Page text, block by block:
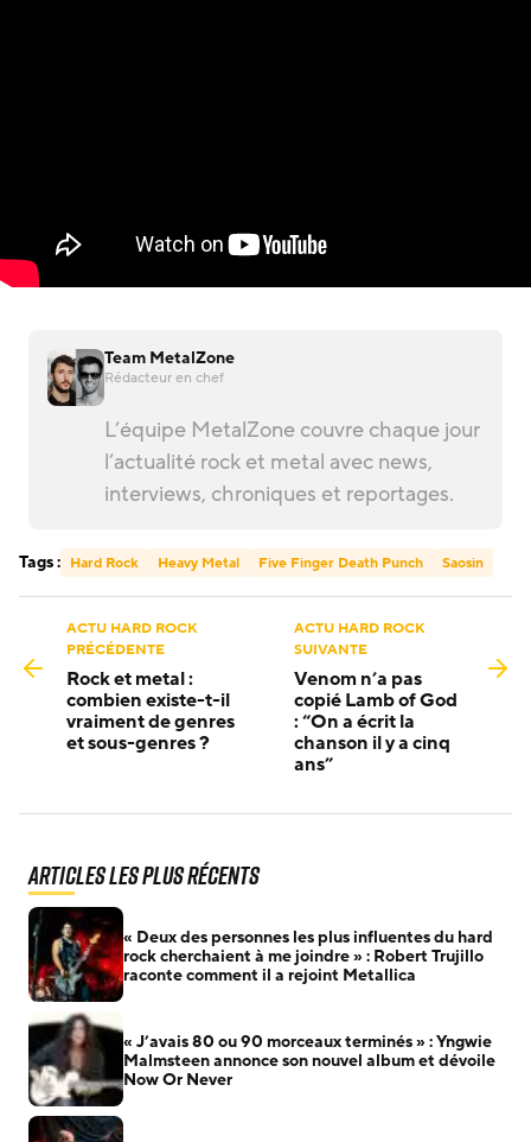
Team MetalZone
Rédacteur en chef
L’équipe MetalZone couvre chaque jour
l’actualité rock et metal avec news,
interviews, chroniques et reportages.
Tags : Hard Rock Heavy Metal Five Finger Death Punch Saosin
ACTU HARD ROCK
PRÉCÉDENTE
Rock et metal :
combien existe-t-il
vraiment de genres
et sous-genres ?
ACTU HARD ROCK
SUIVANTE
Venom n’a pas
copié Lamb of God
: “On a écrit la
chanson il y a cinq
ans”
Articles les plus récents
« Deux des personnes les plus influentes du hard
rock cherchaient à me joindre » : Robert Trujillo
raconte comment il a rejoint Metallica
« J’avais 80 ou 90 morceaux terminés » : Yngwie
Malmsteen annonce son nouvel album et dévoile
Now Or Never